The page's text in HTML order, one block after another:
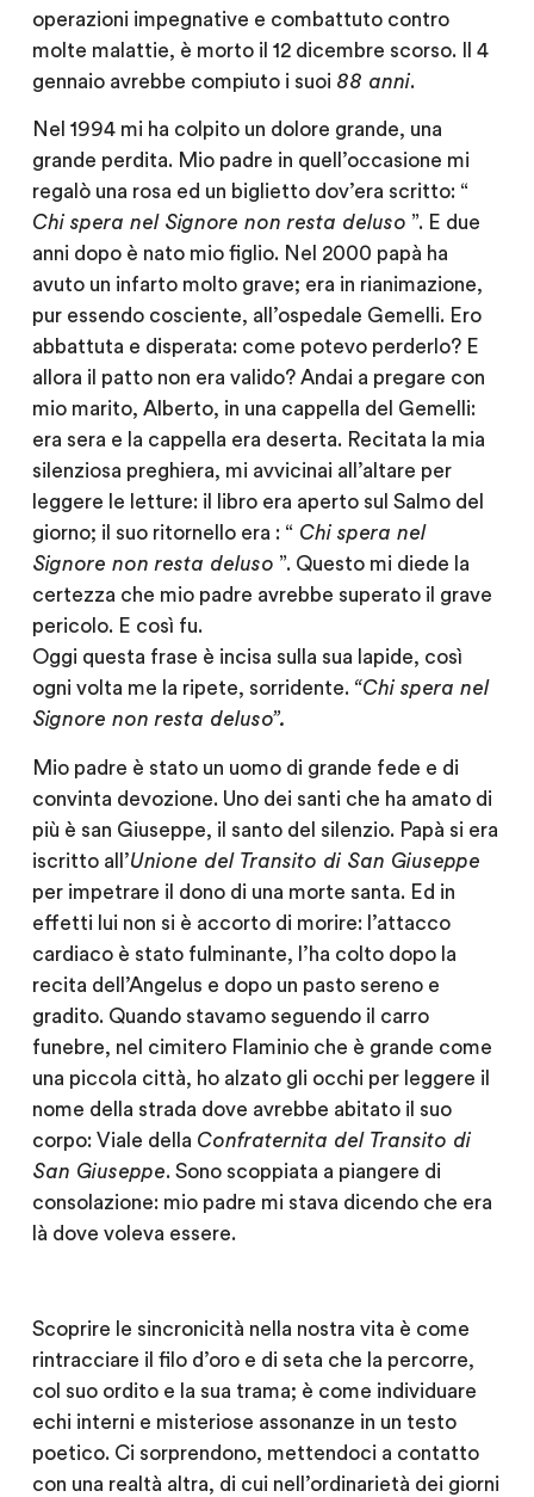
operazioni impegnative e combattuto contro
molte malattie, è morto il 12 dicembre scorso. Il 4
gennaio avrebbe compiuto i suoi 88 anni.
Nel 1994 mi ha colpito un dolore grande, una
grande perdita. Mio padre in quell’occasione mi
regalò una rosa ed un biglietto dov’era scritto: “
Chi spera nel Signore non resta deluso ”. E due
anni dopo è nato mio figlio. Nel 2000 papà ha
avuto un infarto molto grave; era in rianimazione,
pur essendo cosciente, all’ospedale Gemelli. Ero
abbattuta e disperata: come potevo perderlo? E
allora il patto non era valido? Andai a pregare con
mio marito, Alberto, in una cappella del Gemelli:
era sera e la cappella era deserta. Recitata la mia
silenziosa preghiera, mi avvicinai all’altare per
leggere le letture: il libro era aperto sul Salmo del
giorno; il suo ritornello era : “ Chi spera nel
Signore non resta deluso ”. Questo mi diede la
certezza che mio padre avrebbe superato il grave
pericolo. E così fu.
Oggi questa frase è incisa sulla sua lapide, così
ogni volta me la ripete, sorridente. “Chi spera nel
Signore non resta deluso”.
Mio padre è stato un uomo di grande fede e di
convinta devozione. Uno dei santi che ha amato di
più è san Giuseppe, il santo del silenzio. Papà si era
iscritto all’Unione del Transito di San Giuseppe
per impetrare il dono di una morte santa. Ed in
effetti lui non si è accorto di morire: l’attacco
cardiaco è stato fulminante, l’ha colto dopo la
recita dell’Angelus e dopo un pasto sereno e
gradito. Quando stavamo seguendo il carro
funebre, nel cimitero Flaminio che è grande come
una piccola città, ho alzato gli occhi per leggere il
nome della strada dove avrebbe abitato il suo
corpo: Viale della Confraternita del Transito di
San Giuseppe. Sono scoppiata a piangere di
consolazione: mio padre mi stava dicendo che era
là dove voleva essere.
Scoprire le sincronicità nella nostra vita è come
rintracciare il filo d’oro e di seta che la percorre,
col suo ordito e la sua trama; è come individuare
echi interni e misteriose assonanze in un testo
poetico. Ci sorprendono, mettendoci a contatto
con una realtà altra, di cui nell’ordinarietà dei giorni